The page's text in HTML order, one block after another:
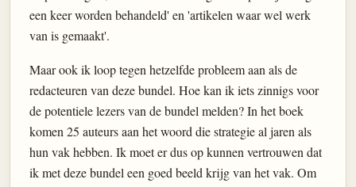
een keer worden behandeld' en 'artikelen waar wel werk
van is gemaakt'.
Maar ook ik loop tegen hetzelfde probleem aan als de
redacteuren van deze bundel. Hoe kan ik iets zinnigs voor
de potentiele lezers van de bundel melden? In het boek
komen 25 auteurs aan het woord die strategie al jaren als
hun vak hebben. Ik moet er dus op kunnen vertrouwen dat
ik met deze bundel een goed beeld krijg van het vak. Om